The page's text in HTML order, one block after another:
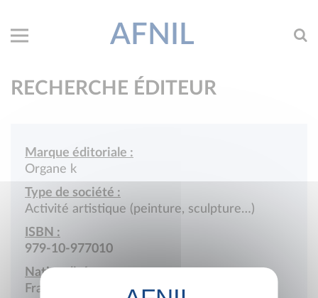
AFNIL
RECHERCHE ÉDITEUR
Marque éditoriale :
Organe k
Type de société :
Activité artistique (peinture, sculpture…)
ISBN :
979-10-977010
Nationalité :
France